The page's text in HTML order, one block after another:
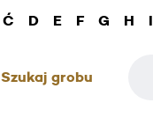
Ć D E F G H I
Szukaj grobu